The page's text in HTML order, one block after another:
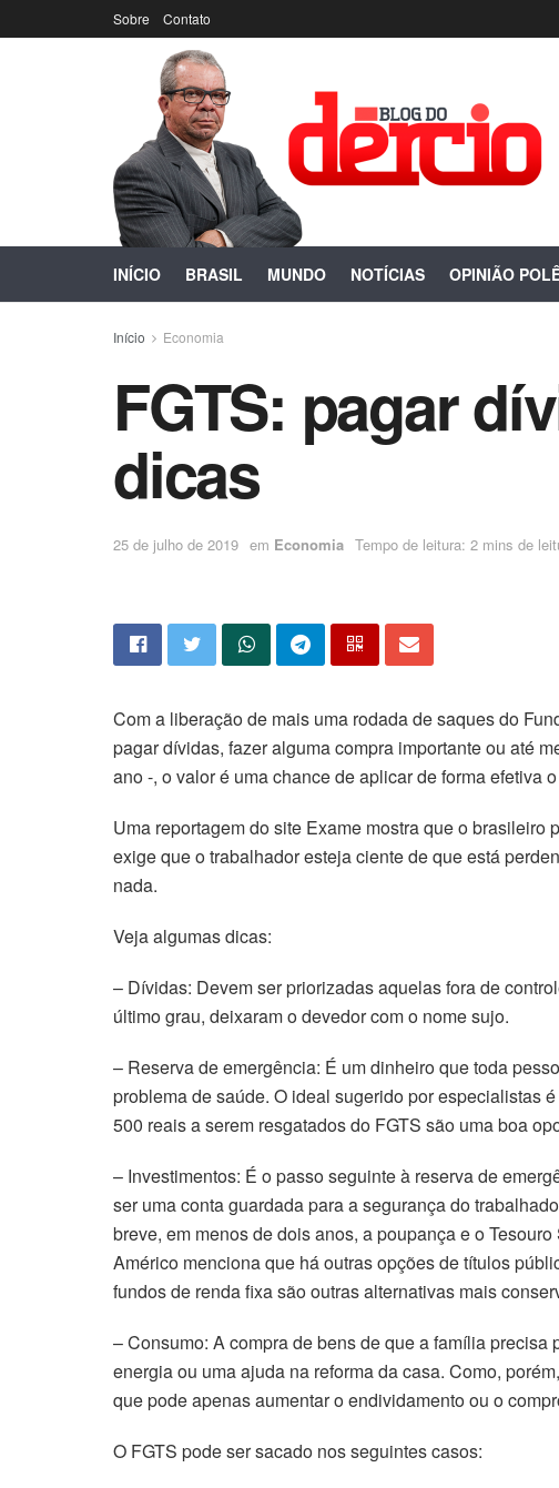
Sobre Contato
INÍCIO BRASIL MUNDO NOTÍCIAS OPINIÃO
Início Economia
FGTS: pagar
dicas
25 de julho de 2019 em Economia Tempo de leitura: 2 mins de
Com a liberação de mais uma rodada de saques do
pagar dívidas, fazer alguma compra importante ou até
ano -, o valor é uma chance de aplicar de forma efetiva
Uma reportagem do site Exame mostra que o
exige que o trabalhador esteja ciente de que está
nada.
Veja algumas dicas:
– Dívidas: Devem ser priorizadas aquelas fora de
último grau, deixaram o devedor com o nome sujo.
– Reserva de emergência: É um dinheiro que toda
problema de saúde. O ideal sugerido por especialistas
500 reais a serem resgatados do FGTS são uma boa
– Investimentos: É o passo seguinte à reserva de
ser uma conta guardada para a segurança do
breve, em menos de dois anos, a poupança e o
Américo menciona que há outras opções de títulos
fundos de renda fixa são outras alternativas mais
– Consumo: A compra de bens de que a família
energia ou uma ajuda na reforma da casa. Como,
que pode apenas aumentar o endividamento ou o
O FGTS pode ser sacado nos seguintes casos: